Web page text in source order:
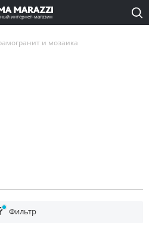
интернет-магазин
и мозаика
Фильтр